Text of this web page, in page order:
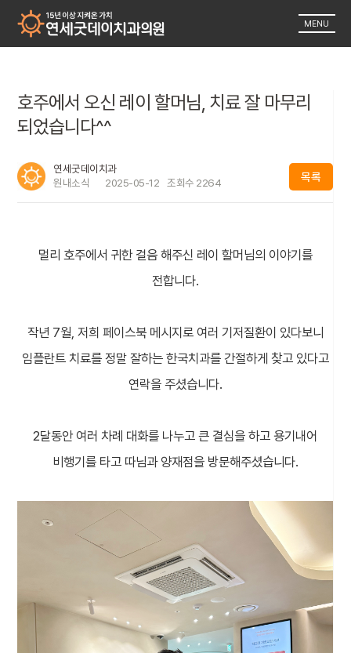
MENU
호주에서 오신 레이 할머님, 치료 잘 마무리
되었습니다^^
연세굿데이치과
원내소식
2025-05-12 조회수 2264 목록
멀리 호주에서 귀한 걸음 해주신 레이 할머님의 이야기를
전합니다.
작년 7월, 저희 페이스북 메시지로 여러 기저질환이 있다보니
임플란트 치료를 정말 잘하는 한국치과를 간절하게 찾고 있다고
연락을 주셨습니다.
2달동안 여러 차례 대화를 나누고 큰 결심을 하고 용기내어
비행기를 타고 따님과 양재점을 방문해주셨습니다.